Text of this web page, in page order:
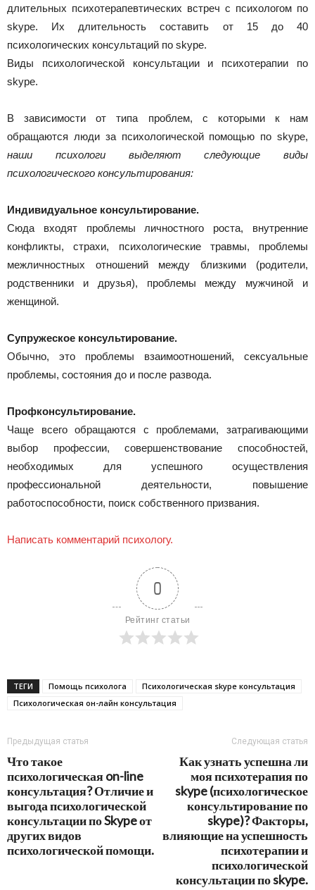
длительных психотерапевтических встреч с психологом по
skype. Их длительность составить от 15 до 40
психологических консультаций по skype.
Виды психологической консультации и психотерапии по
skype.
В зависимости от типа проблем, с которыми к нам
обращаются люди за психологической помощью по skype,
наши психологи выделяют следующие виды
психологического консультирования:
Индивидуальное консультирование.
Сюда входят проблемы личностного роста, внутренние
конфликты, страхи, психологические травмы, проблемы
межличностных отношений между близкими (родители,
родственники и друзья), проблемы между мужчиной и
женщиной.
Супружеское консультирование.
Обычно, это проблемы взаимоотношений, сексуальные
проблемы, состояния до и после развода.
Профконсультирование.
Чаще всего обращаются с проблемами, затрагивающими
выбор профессии, совершенствование способностей,
необходимых для успешного осуществления
профессиональной деятельности, повышение
работоспособности, поиск собственного призвания.
Написать комментарий психологу.
0
Рейтинг статьи
ТЕГИ Помощь психолога
Психологическая skype консультация
Психологическая он-лайн консультация
Предыдущая статья
Что такое
психологическая on-line
консультация? Отличие и
выгода психологической
консультации по Skype от
других видов
психологической помощи.
Следующая статья
Как узнать успешна ли
моя психотерапия по
skype (психологическое
консультирование по
skype)? Факторы,
влияющие на успешность
психотерапии и
психологической
консультации по skype.